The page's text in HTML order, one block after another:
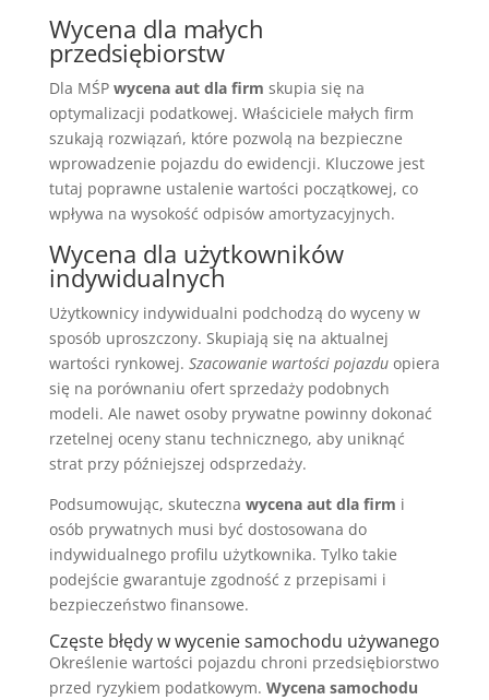
Wycena dla małych
przedsiębiorstw
Dla MŚP wycena aut dla firm skupia się na
optymalizacji podatkowej. Właściciele małych firm
szukają rozwiązań, które pozwolą na bezpieczne
wprowadzenie pojazdu do ewidencji. Kluczowe jest
tutaj poprawne ustalenie wartości początkowej, co
wpływa na wysokość odpisów amortyzacyjnych.
Wycena dla użytkowników
indywidualnych
Użytkownicy indywidualni podchodzą do wyceny w
sposób uproszczony. Skupiają się na aktualnej
wartości rynkowej. Szacowanie wartości pojazduopiera
się na porównaniu ofert sprzedaży podobnych
modeli. Ale nawet osoby prywatne powinny dokonać
rzetelnej oceny stanu technicznego, aby uniknąć
strat przy późniejszej odsprzedaży.
Podsumowując, skuteczna wycena aut dla firm i
osób prywatnych musi być dostosowana do
indywidualnego profilu użytkownika. Tylko takie
podejście gwarantuje zgodność z przepisami i
bezpieczeństwo finansowe.
Częste błędy w wycenie samochodu używanego
Określenie wartości pojazdu chroni przedsiębiorstwo
przed ryzykiem podatkowym. Wycena samochodu